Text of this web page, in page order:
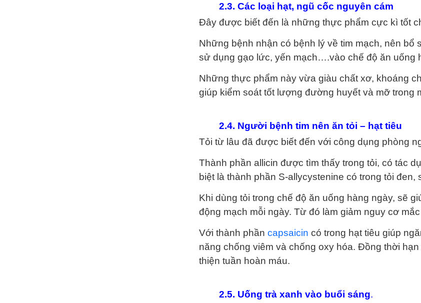
2.3. Các loại hạt, ngũ cốc nguyên cám
Đây được biết đến là những thực phẩm cực kì tốt
Những bệnh nhận có bệnh lý về tim mạch, nên bổ
sử dụng gạo lức, yến mạch….vào chế độ ăn uống
Những thực phẩm này vừa giàu chất xơ, khoáng
giúp kiểm soát tốt lượng đường huyết và mỡ trong
2.4. Người bệnh tim nên ăn tỏi – hạt tiêu
Tỏi từ lâu đã được biết đến với công dụng phòng
Thành phần allicin được tìm thấy trong tỏi, có tác
biệt là thành phần S-allycystenine có trong tỏi
Khi dùng tỏi trong chế độ ăn uống hàng ngày, sẽ
động mạch mỗi ngày. Từ đó làm giảm nguy cơ
Với thành phần capsaicin có trong hạt tiêu giúp
năng chống viêm và chống oxy hóa. Đồng thời
thiện tuần hoàn máu.
2.5. Uống trà xanh vào buổi sáng.